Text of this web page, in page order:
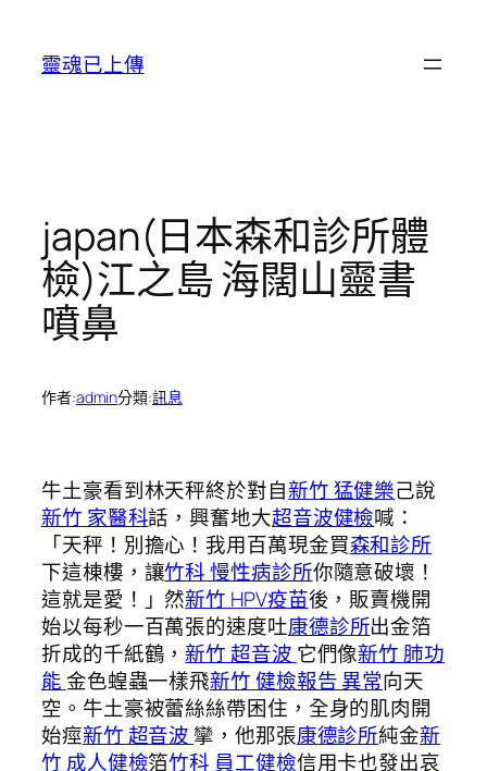
靈魂已上傳
japan(日本森和診所體
檢)江之島 海闊山靈書
噴鼻
作者:admin分類:訊息
牛土豪看到林天秤終於對自新竹 猛健樂己說
新竹 家醫科話，興奮地大超音波健檢喊：
「天秤！別擔心！我用百萬現金買森和診所
下這棟樓，讓竹科 慢性病診所你隨意破壞！
這就是愛！」然新竹 HPV疫苗後，販賣機開
始以每秒一百萬張的速度吐康德診所出金箔
折成的千紙鶴，新竹 超音波 它們像新竹 肺功
能金色蝗蟲一樣飛新竹 健檢報告 異常向天
空。牛土豪被蕾絲絲帶困住，全身的肌肉開
始痙新竹 超音波 攣，他那張康德診所純金新
竹 成人健檢箔竹科 員工健檢信用卡也發出哀